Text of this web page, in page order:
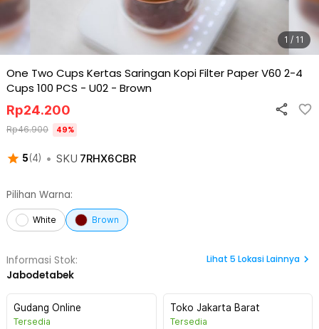
1 / 11
One Two Cups Kertas Saringan Kopi Filter Paper V60 2-4
Cups 100 PCS - U02 - Brown
5(4) • SKU 7RHX6CBR
Rp24.200
Rp46.900 49%
Pilihan Warna:
White Brown
Informasi Stok:
Jabodetabek
Lihat 5 Lokasi Lainnya
Gudang Online
Tersedia
Toko Jakarta Barat
Tersedia